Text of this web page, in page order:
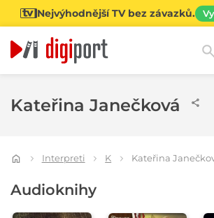
Nejvýhodnější TV bez závazků.
Kateřina Janečková
Interpreti K Kateřina
Audioknihy